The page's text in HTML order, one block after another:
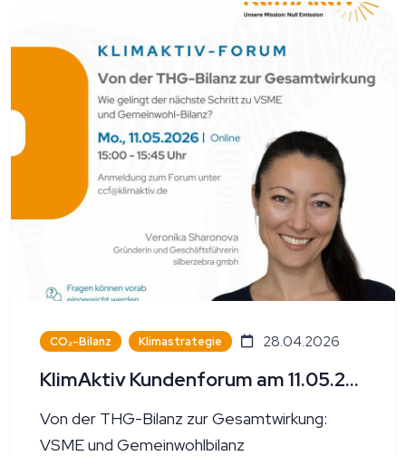
CO₂-Bilanz Klimastrategie 28.04.2026
KlimAktiv Kundenforum am 11.05.2026
Von der THG-Bilanz zur Gesamtwirkung:
VSME und Gemeinwohlbilanz